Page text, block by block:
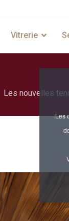
Vitrerie
Les nouvelles
Les